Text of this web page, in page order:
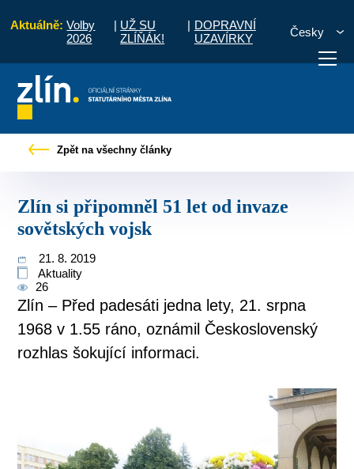
Aktuálně: Volby
2026
| UŽ SU
ZLÍŇÁK!
| DOPRAVNÍ
UZAVÍRKY
Česky
vyřídit Potřebuji zaplatit
Zpět na všechny články
Zlín si připomněl 51 let od invaze
sovětských vojsk
21. 8. 2019
Aktuality
26
Zlín – Před padesáti jedna lety, 21. srpna
1968 v 1.55 ráno, oznámil Československý
rozhlas šokující informaci.